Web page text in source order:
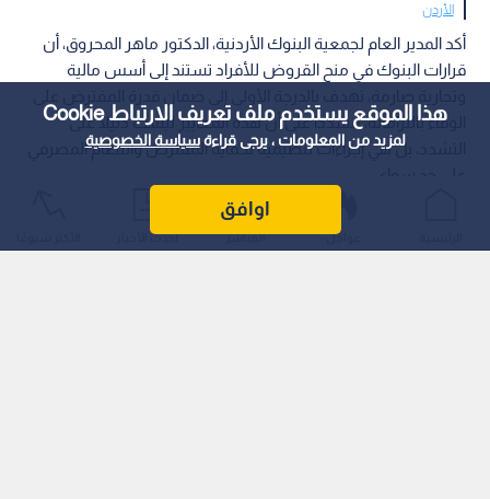
هذا الموقع يستخدم ملف تعريف الارتباط Cookie
لمزيد من المعلومات ، يرجى قراءةسياسة الخصوصية
اوافق
الأردن
أكد المدير العام لجمعية البنوك الأردنية، الدكتور ماهر المحروق، أن
قرارات البنوك في منح القروض للأفراد تستند إلى أسس مالية
الوفاء بالتزاماته، مشددا على أن هذه المعايير ليست دليلا على
التشدد، بل هي إجراءات تنظيمية لحماية المقترض والنظام المصرفي
عواجل المباشر أحدث الأخبار